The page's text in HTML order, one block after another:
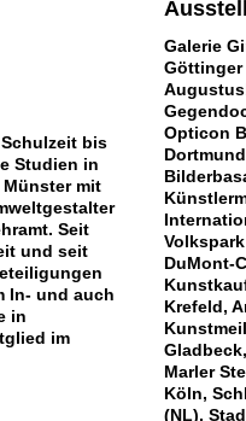
bis
Studien in
mit
Seit
und seit
In- und auch
in
im
Galerie
Göttinger
Opticon
DuMont-
Krefeld,
Marler
Köln,
(NL),